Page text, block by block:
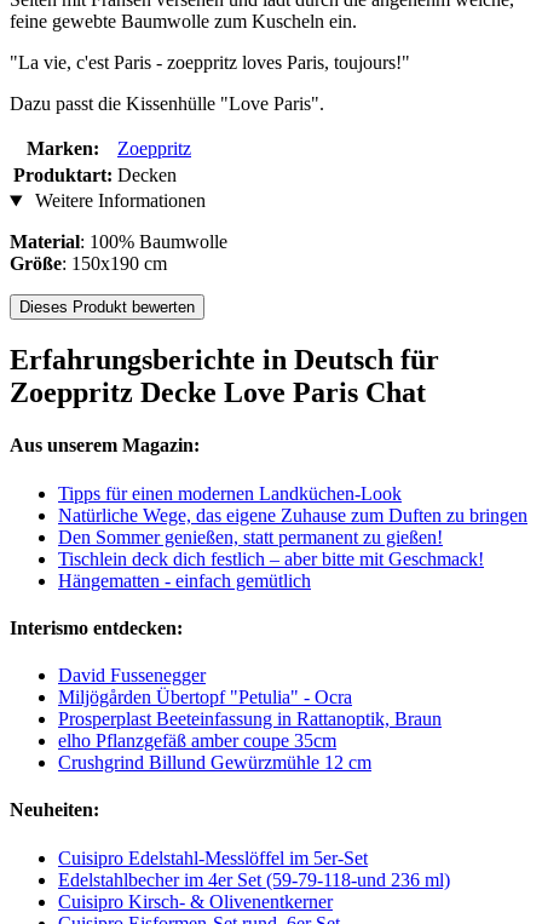
feine gewebte Baumwolle zum Kuscheln ein.
"La vie, c'est Paris - zoeppritz loves Paris, toujours!"
Dazu passt die Kissenhülle "Love Paris".
Marken:
Zoeppritz
Produktart: Decken
Weitere Informationen
Material: 100% Baumwolle
Größe: 150x190 cm
Dieses Produkt bewerten
Erfahrungsberichte in Deutsch für
Zoeppritz Decke Love Paris Chat
Aus unserem Magazin:
Tipps für einen modernen Landküchen-Look
Natürliche Wege, das eigene Zuhause zum Duften zu bringen
Den Sommer genießen, statt permanent zu gießen!
Tischlein deck dich festlich – aber bitte mit Geschmack!
Hängematten - einfach gemütlich
Interismo entdecken:
David Fussenegger
Miljögården Übertopf "Petulia" - Ocra
Prosperplast Beeteinfassung in Rattanoptik, Braun
elho Pflanzgefäß amber coupe 35cm
Crushgrind Billund Gewürzmühle 12 cm
Neuheiten:
Cuisipro Edelstahl-Messlöffel im 5er-Set
Edelstahlbecher im 4er Set (59-79-118-und 236 ml)
Cuisipro Kirsch- & Olivenentkerner